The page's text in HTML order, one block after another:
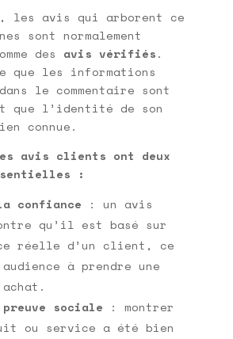
les avis qui arborent ce
sont normalement
des avis vérifiés.
que les informations
le commentaire sont
que l’identité de son
connue.
avis clients ont deux
:
confiance : un avis
qu’il est basé sur
réelle d’un client, ce
à prendre une
sociale : montrer
ou service a été bien